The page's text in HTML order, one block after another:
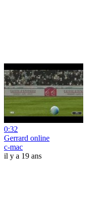
0:32
Gerrard online
c-mac
il y a 19 ans